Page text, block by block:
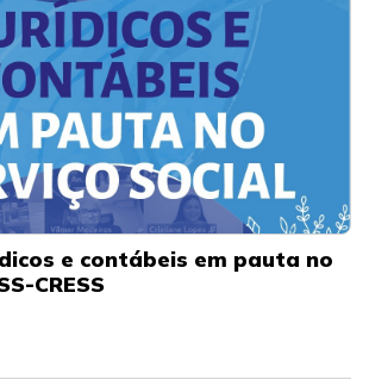
e contábeis em pauta no
CRESS